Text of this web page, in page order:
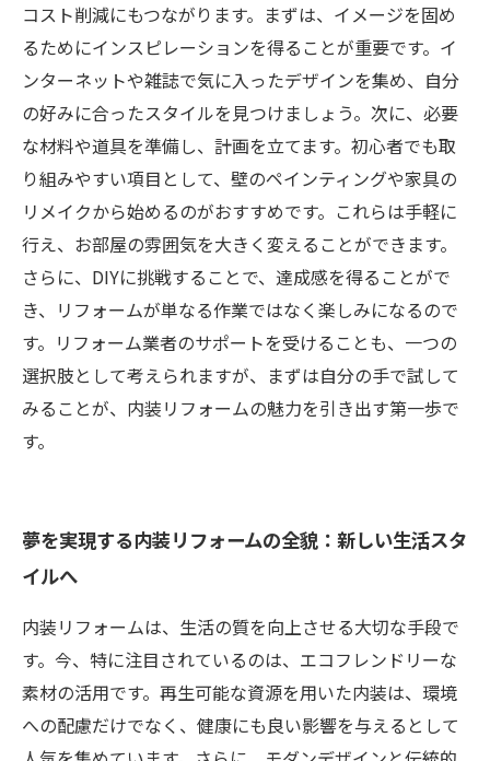
コスト削減にもつながります。まずは、イメージを固め
るためにインスピレーションを得ることが重要です。イ
ンターネットや雑誌で気に入ったデザインを集め、自分
の好みに合ったスタイルを見つけましょう。次に、必要
な材料や道具を準備し、計画を立てます。初心者でも取
り組みやすい項目として、壁のペインティングや家具の
リメイクから始めるのがおすすめです。これらは手軽に
行え、お部屋の雰囲気を大きく変えることができます。
さらに、DIYに挑戦することで、達成感を得ることがで
き、リフォームが単なる作業ではなく楽しみになるので
す。リフォーム業者のサポートを受けることも、一つの
選択肢として考えられますが、まずは自分の手で試して
みることが、内装リフォームの魅力を引き出す第一歩で
す。
夢を実現する内装リフォームの全貌：新しい生活スタ
イルへ
内装リフォームは、生活の質を向上させる大切な手段で
す。今、特に注目されているのは、エコフレンドリーな
素材の活用です。再生可能な資源を用いた内装は、環境
への配慮だけでなく、健康にも良い影響を与えるとして